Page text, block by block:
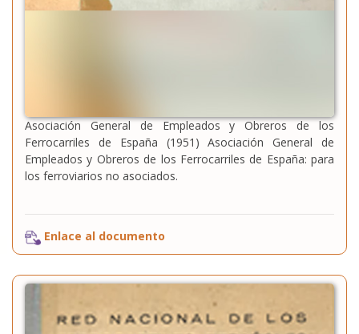
Asociación General de Empleados y Obreros de los
Ferrocarriles de España (1951) Asociación General de
Empleados y Obreros de los Ferrocarriles de España: para
los ferroviarios no asociados.
Enlace al documento